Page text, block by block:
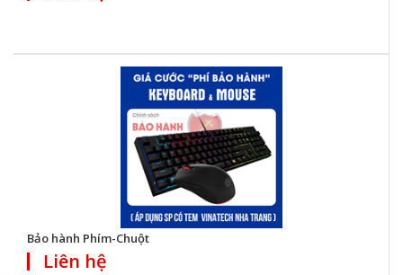
Bảo hành Phím-Chuột
Liên hệ